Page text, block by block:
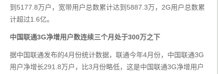
到5177.8万户，宽带用户总数累计达到5887.3万，2G用户总数累
计超过1.6亿。
中国联通3G净增用户数连续三个月处于300万之下
据中国联通发布的4月份统计数据，联通今年4月份，中国联通3G
用户净增长291.8万户，比3月份略低，这是中国联通3G净增用户